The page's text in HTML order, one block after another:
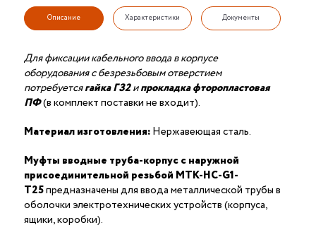
Описание Характеристики Документы
Для фиксации кабельного ввода в корпусе
оборудования с безрезьбовым отверстием
потребуетсягайка ГЗ2ипрокладка фторопластовая
ПФ(в комплект поставки не входит).
Материал изготовления:Нержавеющая сталь.
Муфты вводные труба-корпус с наружной
присоединительной резьбой МТК-НС-G1-
Т25предназначены для ввода металлической трубы в
оболочки электротехнических устройств (корпуса,
ящики, коробки).